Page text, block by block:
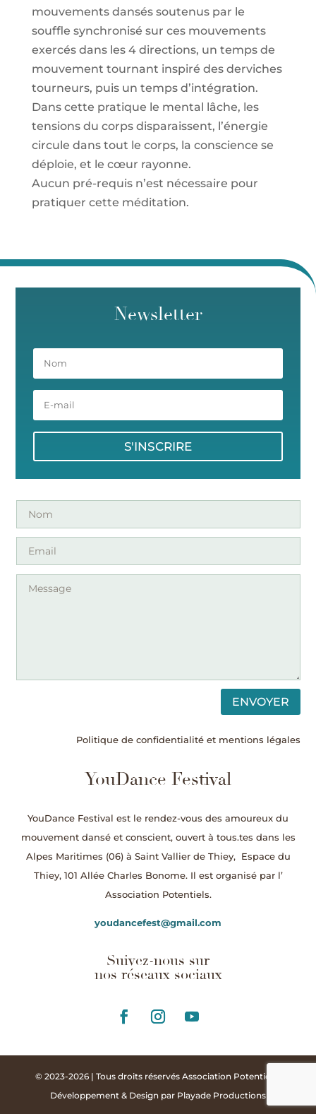
mouvements dansés soutenus par le
souffle synchronisé sur ces mouvements
exercés dans les 4 directions, un temps de
mouvement tournant inspiré des derviches
tourneurs, puis un temps d’intégration.
Dans cette pratique le mental lâche, les
tensions du corps disparaissent, l’énergie
circule dans tout le corps, la conscience se
déploie, et le cœur rayonne.
Aucun pré-requis n’est nécessaire pour
pratiquer cette méditation.
Newsletter
S'INSCRIRE
ENVOYER
Politique de confidentialité et mentions légales
YouDance Festival
YouDance Festival est le rendez-vous des amoureux du
mouvement dansé et conscient, ouvert à tous.tes dans les
Alpes Maritimes (06) à Saint Vallier de Thiey,
Espace du
Thiey, 101 Allée Charles Bonome. Il est organisé par l’
Association Potentiels.
youdancefest@gmail.com
Suivez-nous sur
nos réseaux sociaux
© 2023-2026 | Tous droits réservés Association Potentiels |
Développement & Design par Playade Productions